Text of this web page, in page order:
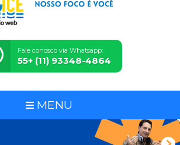
Fale conosco via Whatsapp:
55+ (11) 93348-4864
MENU